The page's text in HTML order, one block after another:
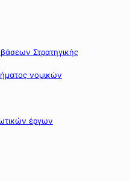
Στρατηγικής
νομικών
έργων